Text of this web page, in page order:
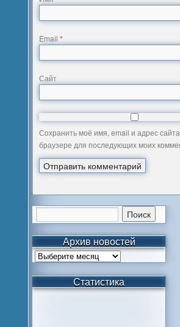
Email*
Сайт
Сохранить моё имя, email и адрес
браузере для последующих моих
Архив новостей
Статистика